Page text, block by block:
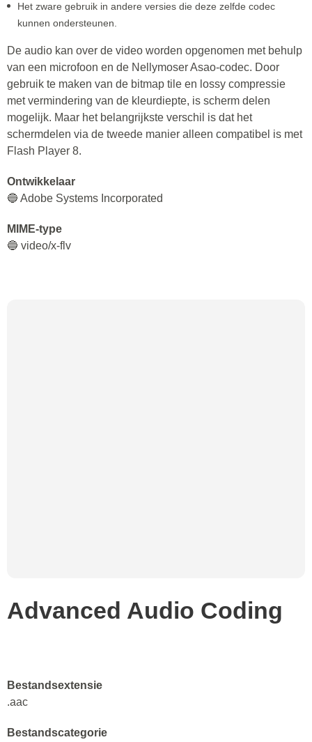
Het zware gebruik in andere versies die deze zelfde codec
kunnen ondersteunen.
De audio kan over de video worden opgenomen met behulp
van een microfoon en de Nellymoser Asao-codec. Door
gebruik te maken van de bitmap tile en lossy compressie
met vermindering van de kleurdiepte, is scherm delen
mogelijk. Maar het belangrijkste verschil is dat het
schermdelen via de tweede manier alleen compatibel is met
Flash Player 8.
Ontwikkelaar
🔵 Adobe Systems Incorporated
MIME-type
🔵 video/x-flv
Advanced Audio Coding
Bestandsextensie
.aac
Bestandscategorie